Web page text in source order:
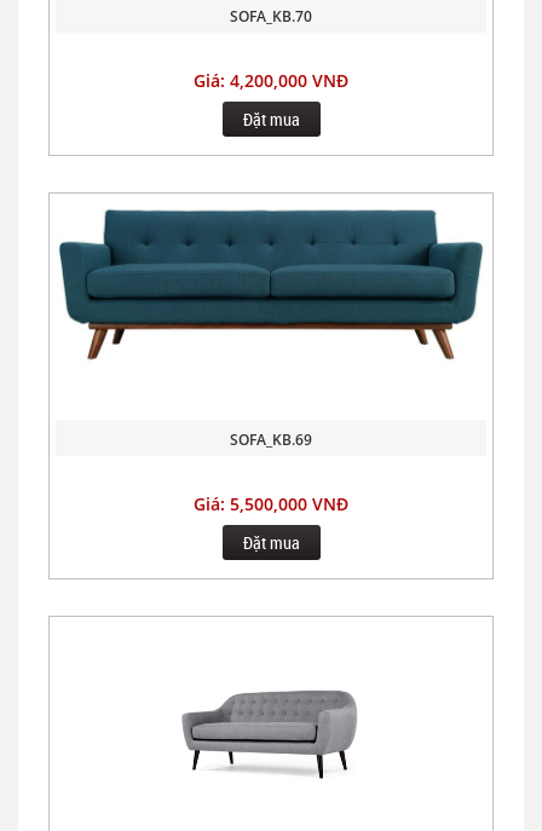
SOFA_KB.70
Giá: 4,200,000 VNĐ
Đặt mua
SOFA_KB.69
Giá: 5,500,000 VNĐ
Đặt mua